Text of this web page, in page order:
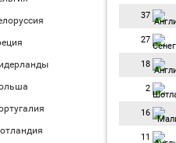
37
27
18
2
16
11